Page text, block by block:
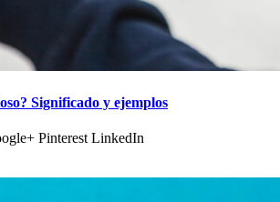
Significado y ejemplos
Pinterest LinkedIn